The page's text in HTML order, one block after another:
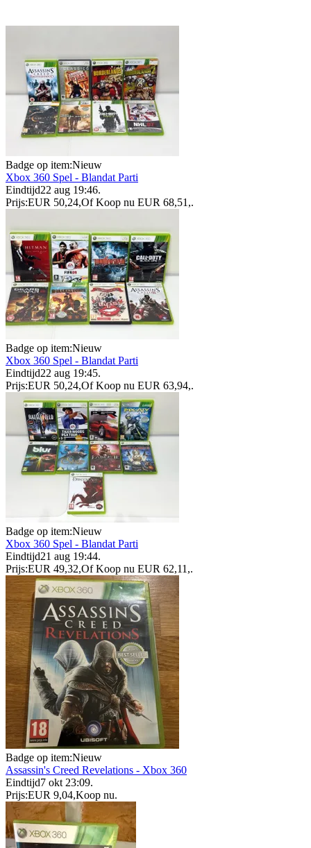
Badge op item:Nieuw
Xbox 360 Spel - Blandat Parti
Eindtijd22 aug 19:46.
Prijs:EUR 50,24,Of Koop nu EUR 68,51 ,.
Badge op item:Nieuw
Xbox 360 Spel - Blandat Parti
Eindtijd22 aug 19:45.
Prijs:EUR 50,24,Of Koop nu EUR 63,94,.
Badge op item:Nieuw
Xbox 360 Spel - Blandat Parti
Eindtijd21 aug 19:44.
Prijs:EUR 49,32,Of Koop nu EUR 62,11 ,.
Badge op item:Nieuw
Assassin's Creed Revelations - Xbox 360
Eindtijd7 okt 23:09.
Prijs:EUR 9,04,Koop nu.